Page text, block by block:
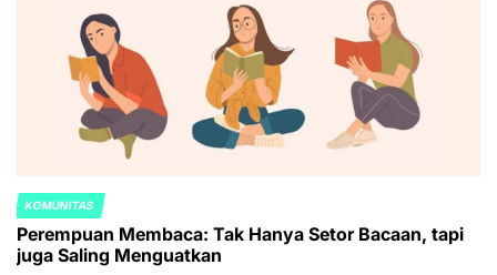
POSTED
IN
KOMUNITAS
Perempuan Membaca: Tak Hanya Setor Bacaan, tapi
juga Saling Menguatkan